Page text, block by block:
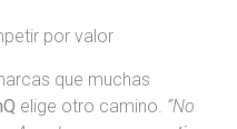
por valor
que muchas
elige otro camino. “No